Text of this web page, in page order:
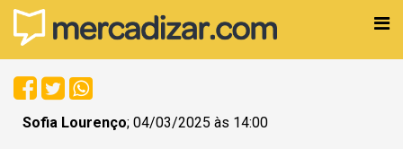
Sofia Lourenço; 04/03/2025 às 14:00